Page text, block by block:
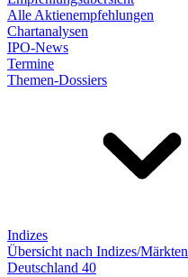
Alle Aktienempfehlungen
Chartanalysen
IPO-News
Termine
Themen-Dossiers
Indizes
Übersicht nach Indizes/Märkten
Deutschland 40